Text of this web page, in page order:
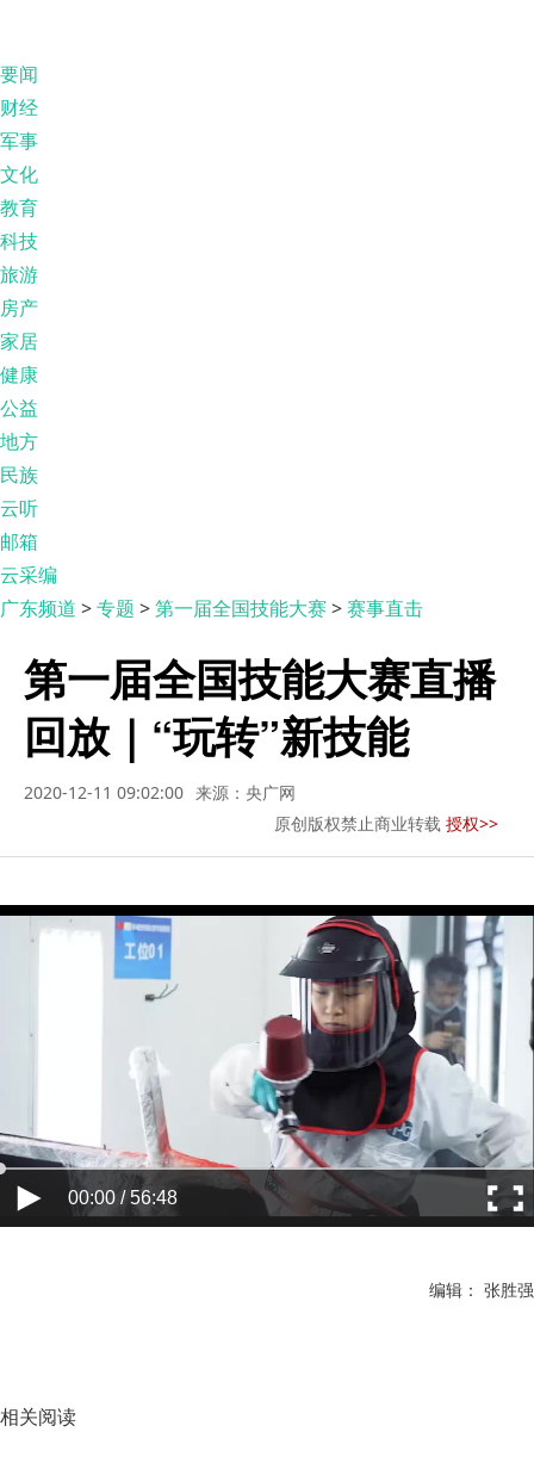
要闻
财经
军事
文化
教育
科技
旅游
房产
家居
健康
公益
地方
民族
云听
邮箱
云采编
广东频道 >专题 >第一届全国技能大赛 >赛事直击
第一届全国技能大赛直播
回放｜“玩转”新技能
2020-12-11 09:02:00 来源：央广网
原创版权禁止商业转载 授权>>
00:00 / 56:48
编辑： 张胜强
相关阅读